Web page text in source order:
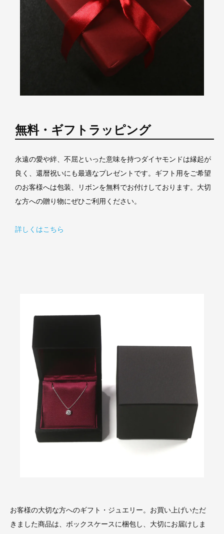
無料・ギフトラッピング
永遠の愛や絆、不屈といった意味を持つダイヤモンドは縁起が
良く、還暦祝いにも最適なプレゼントです。ギフト用をご希望
のお客様へは包装、リボンを無料でお付けしております。大切
な方への贈り物にぜひご利用ください。
詳しくはこちら
お客様の大切な方へのギフト・ジュエリー。お買い上げいただ
きました商品は、ボックスケースに梱包し、大切にお届けしま